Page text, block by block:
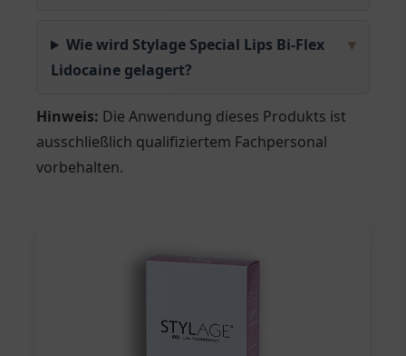
▾
Wie wird Stylage Special Lips Bi-Flex
Lidocaine gelagert?
Hinweis: Die Anwendung dieses Produkts ist
ausschließlich qualifiziertem Fachpersonal
vorbehalten.